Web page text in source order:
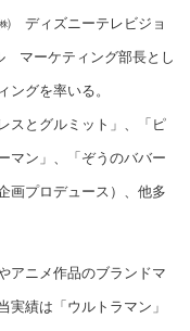
ディズニーテレビジョ
マーケティング部長とし
ングを率いる。
スとグルミット」、「ピ
マン」、「ぞうのババー
画プロデュース）、他多
アニメ作品のブランドマ
実績は「ウルトラマン」